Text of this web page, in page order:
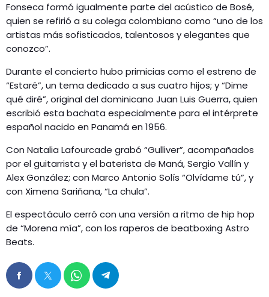
Fonseca formó igualmente parte del acústico de Bosé,
quien se refirió a su colega colombiano como “uno de los
artistas más sofisticados, talentosos y elegantes que
conozco”.
Durante el concierto hubo primicias como el estreno de
“Estaré”, un tema dedicado a sus cuatro hijos; y “Dime
qué diré”, original del dominicano Juan Luis Guerra, quien
escribió esta bachata especialmente para el intérprete
español nacido en Panamá en 1956.
Con Natalia Lafourcade grabó “Gulliver”, acompañados
por el guitarrista y el baterista de Maná, Sergio Vallín y
Alex González; con Marco Antonio Solís “Olvídame tú”, y
con Ximena Sariñana, “La chula”.
El espectáculo cerró con una versión a ritmo de hip hop
de “Morena mía”, con los raperos de beatboxing Astro
Beats.